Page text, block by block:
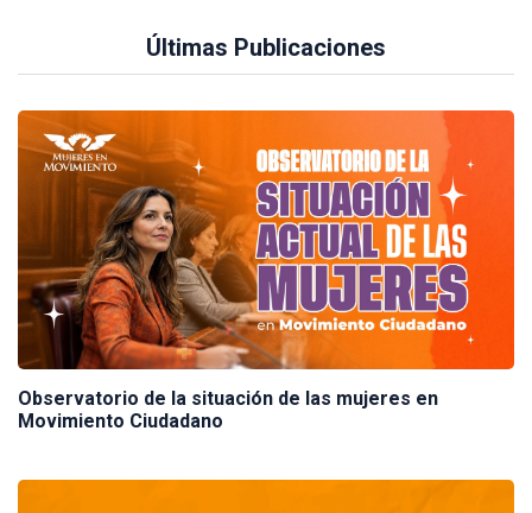
Últimas Publicaciones
Observatorio de la situación de las mujeres en
Movimiento Ciudadano